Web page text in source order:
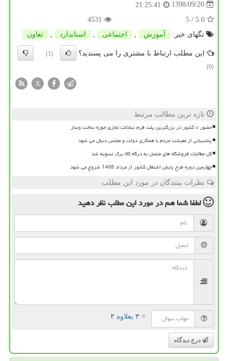
1398/09/20
21:25:41
5.0
/ 5
4531
تگهای خبر:
آموزش , اجتماعی , استاندارد , تعاون
این مطلب ارتباط با مشتری را می پسندید؟
(1)
(0)
X
تازه ترین مطالب مرتبط
حضور ۷ کشور در بزرگترین پلت فرم تبادلات تجاری حوزه ساخت وساز
پشتیبانی از معیشت مردم با همکاری دولت و مجلس دنبال می شود
کل مطالبات فروشگاه های متصل به درگاه کالا برگ تسویه شد
چهارمین دوره طرح پایش اشتغال کشور از مرداد 1405 شروع می شود
نظرات بینندگان در مورد این مطلب
لطفا شما همدر مورد این مطلبنظر دهید
= ۳ بعلاوه ۳
درج دیدگاه